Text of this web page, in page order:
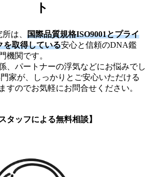
ト
は、 国際品質規格ISO9001とプライ
を取得している安心と信頼のDNA鑑
機関です。
、パートナーの浮気などにお悩みでし
家が、しっかりとご安心いただける
すのでお気軽にお問合せください。
タッフによる無料相談】